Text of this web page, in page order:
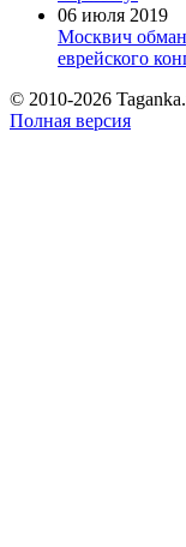
06 июля 2019
Москвич
еврейского
© 2010-2026
Полная версия